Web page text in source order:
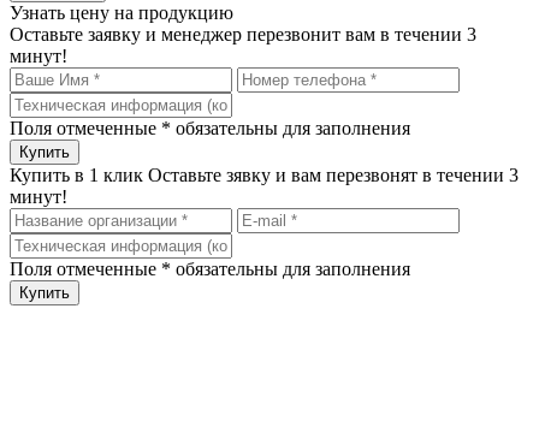
Узнать цену на продукцию
Оставьте заявку и менеджер перезвонит вам в течении 3
минут!
Поля отмеченные * обязательны для заполнения
Купить в 1 клик Оставьте зявку и вам перезвонят в течении 3
минут!
Поля отмеченные * обязательны для заполнения